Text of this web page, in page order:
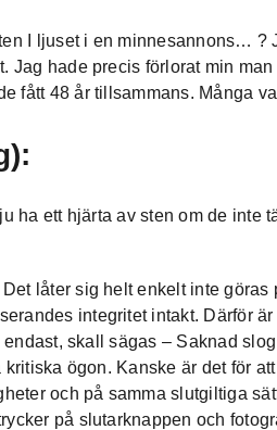
I ljuset i en minnesannons… ?
Jag hade precis förlorat min
fått 48 år tillsammans. Många
ha ett hjärta av sten om de inte
låter sig helt enkelt inte göras
integritet intakt. Därför
skall sägas – Saknad
ögon. Kanske är det för
och på samma slutgiltiga
på slutarknappen och